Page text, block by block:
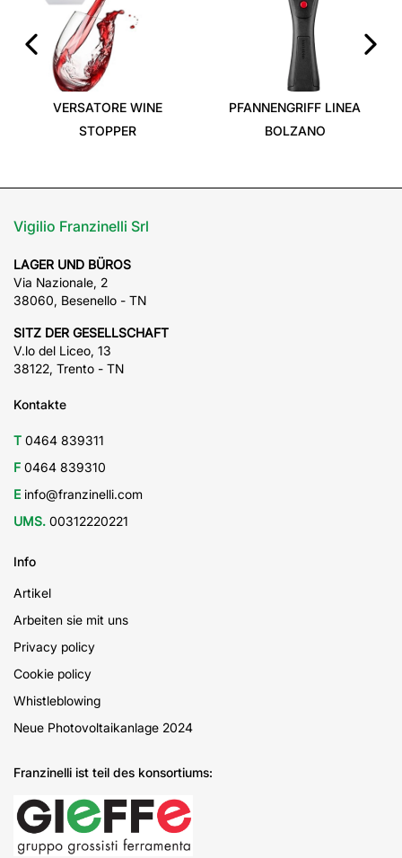
VERSATORE WINE
STOPPER
PFANNENGRIFF LINEA
BOLZANO
Vigilio Franzinelli Srl
LAGER UND BÜROS
Via Nazionale, 2
38060, Besenello - TN
SITZ DER GESELLSCHAFT
V.lo del Liceo, 13
38122, Trento - TN
Kontakte
T 0464 839311
F 0464 839310
E info@franzinelli.com
UMS. 00312220221
Info
Artikel
Arbeiten sie mit uns
Privacy policy
Cookie policy
Whistleblowing
Neue Photovoltaikanlage 2024
Franzinelli ist teil des konsortiums: